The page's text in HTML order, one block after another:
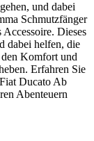
und dabei
Schmutzfänger
Dieses
dabei helfen, die
den Komfort und
Erfahren Sie
Ducato Ab
Abenteuern